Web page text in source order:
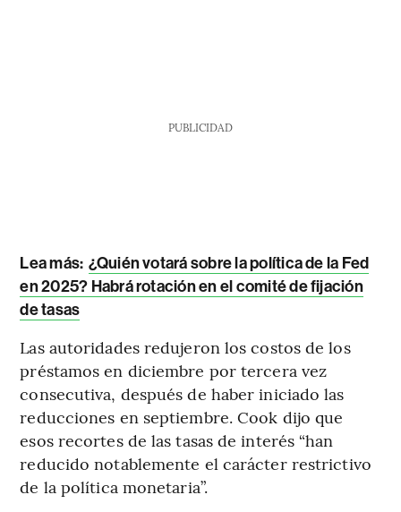
PUBLICIDAD
Lea más: ¿Quién votará sobre la política de la Fed
en 2025? Habrá rotación en el comité de fijación
de tasas
Las autoridades redujeron los costos de los
préstamos en diciembre por tercera vez
consecutiva, después de haber iniciado las
reducciones en septiembre. Cook dijo que
esos recortes de las tasas de interés “han
reducido notablemente el carácter restrictivo
de la política monetaria”.